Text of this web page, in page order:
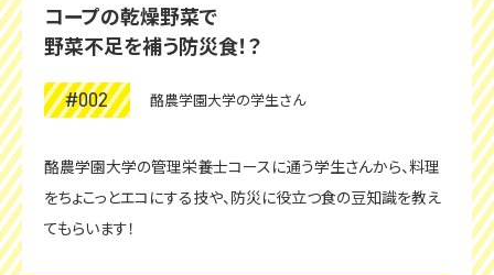
コープの乾燥野菜で
野菜不足を補う防災食！？
#002 酪農学園大学の学生さん
酪農学園大学の管理栄養士コースに通う学生さんから、料理
をちょこっとエコにする技や、防災に役立つ食の豆知識を教え
てもらいます！